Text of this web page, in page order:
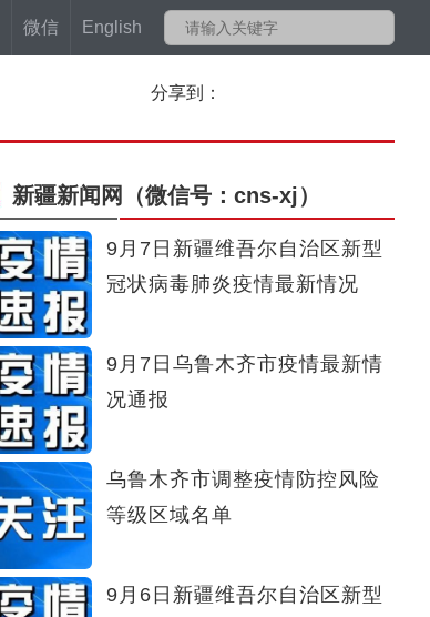
微信 English
分享到：
新疆新闻网 （微信号：cns-xj）
9月7日新疆维吾尔自治区新型
冠状病毒肺炎疫情最新情况
9月7日乌鲁木齐市疫情最新情
况通报
乌鲁木齐市调整疫情防控风险
等级区域名单
9月6日新疆维吾尔自治区新型
【爱在和田】实拍新疆说唱艺术莱帕尔表演